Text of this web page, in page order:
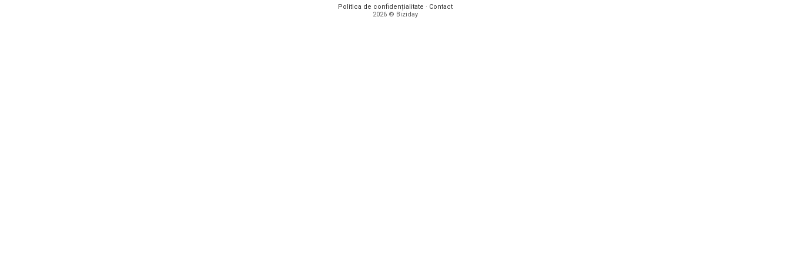
Politica de confidențialitate · Contact
2026 © Biziday